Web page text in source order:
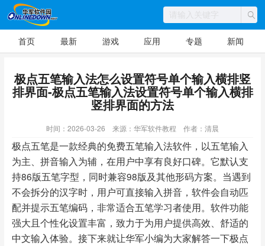
首页 最新 游戏 应用 专题 新闻
极点五笔输入法怎么设置符号单个输入横排竖
排界面-极点五笔输入法设置符号单个输入横排
竖排界面的方法
时间：2026-03-26 来源：华军软件教程 作者：清晨
极点五笔是一款经典的免费五笔输入法软件，以五笔输入
为主、拼音输入为辅，在用户中享有良好口碑。它默认支
持86版五笔字型，同时兼容98版及其他形码方案。当遇到
不会拆分的汉字时，用户可直接输入拼音，软件会自动匹
配并提示五笔编码，非常适合五笔学习者使用。软件功能
强大且个性化设置丰富，致力于为用户提供高效、舒适的
中文输入体验。接下来就让华军小编为大家解答一下极点